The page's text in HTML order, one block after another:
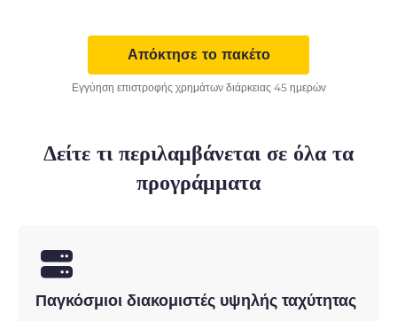
Απόκτησε το πακέτο
Εγγύηση επιστροφής χρημάτων διάρκειας 45 ημερών
Δείτε τι περιλαμβάνεται σε όλα τα
προγράμματα
Παγκόσμιοι διακομιστές υψηλής ταχύτητας